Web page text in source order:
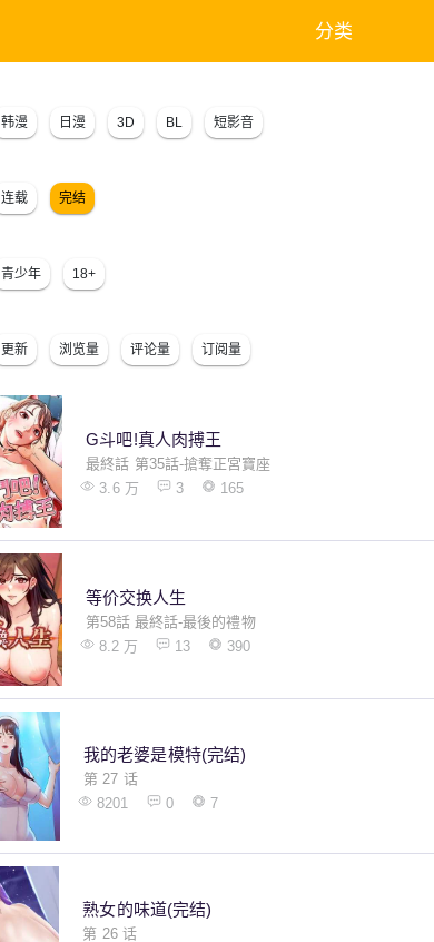
分类
韩漫 日漫 3D BL 短影音
连载 完结
青少年 18+
更新 浏览量 评论量 订阅量
G斗吧!真人肉搏王
最終話 第35話-搶奪正宮寶座
3.6 万
3 165
等价交换人生
第58話 最終話-最後的禮物
8.2 万
13 390
我的老婆是模特(完结)
第 27 话
8201
0 7
熟女的味道(完结)
第 26 话